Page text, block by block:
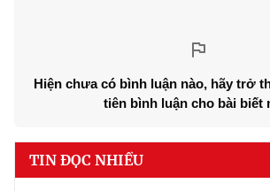
Hiện chưa có bình luận nào, hãy trở
tiên bình luận cho bài biết
TIN ĐỌC NHIỀU